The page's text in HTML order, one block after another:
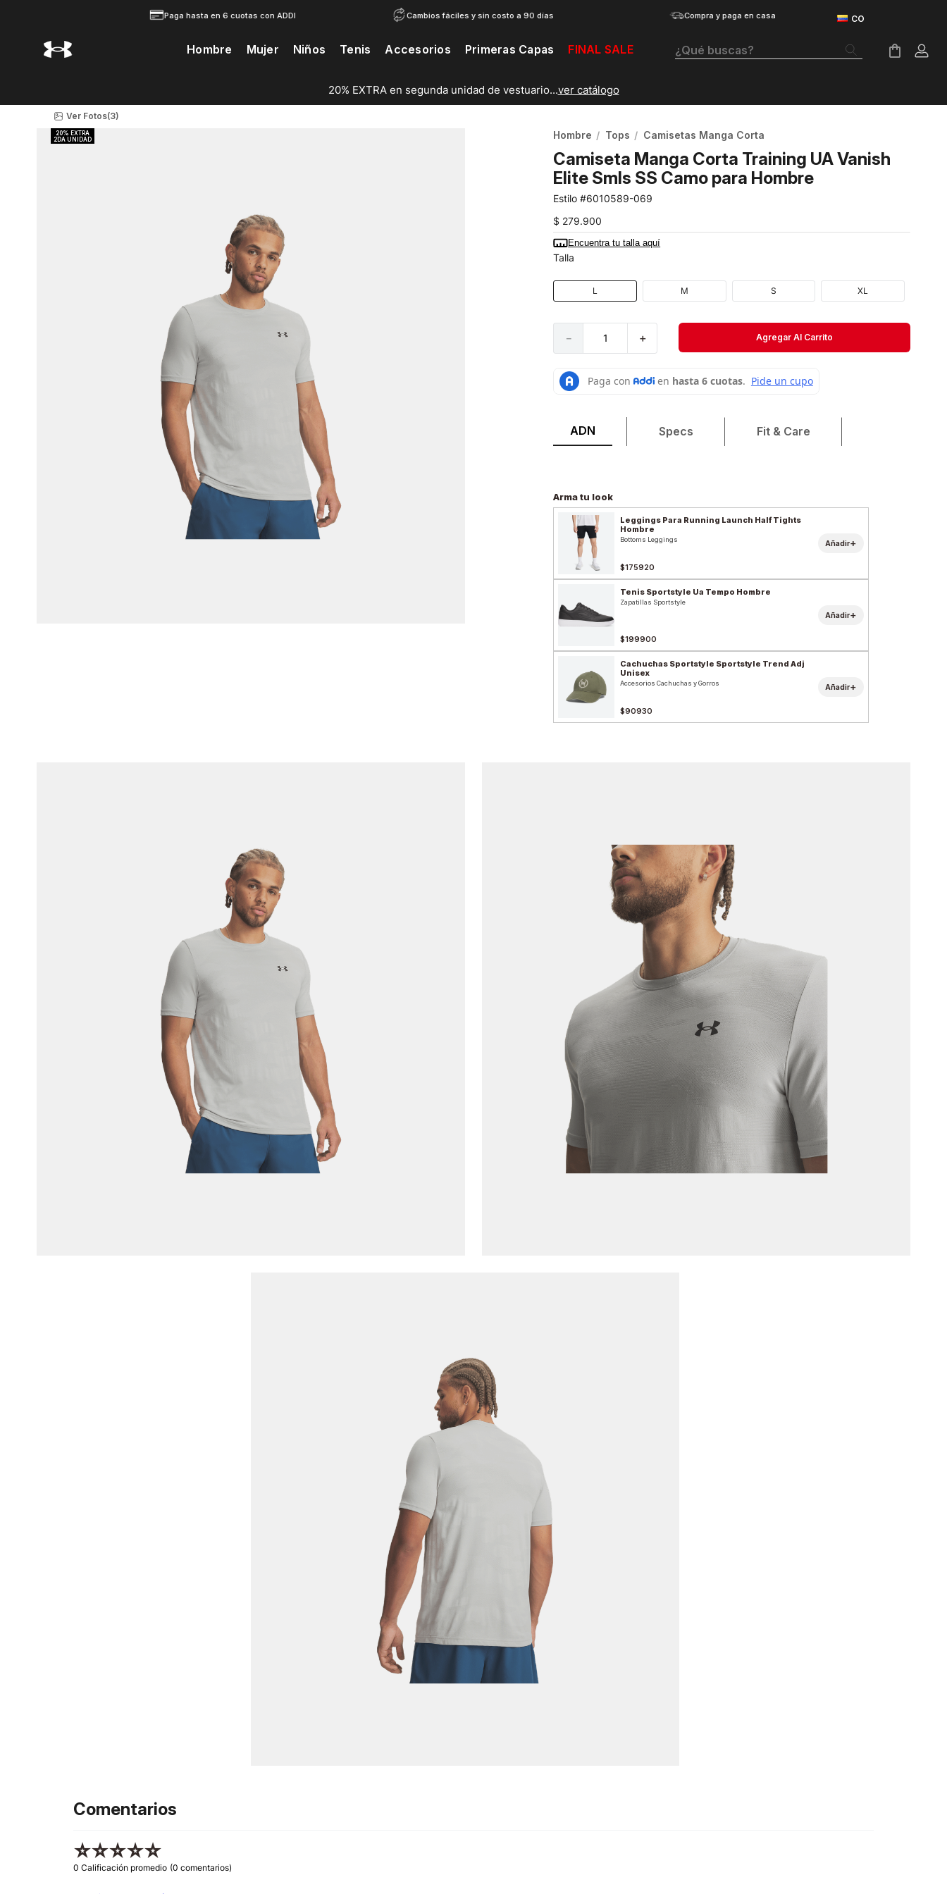
Paga hasta en 6 cuotas con ADDI Cambios fáciles y sin costo a 90 días Compra y paga en casa
Hombre Mujer Niños Tenis Accesorios Primeras Capas FINAL SALE ¿Qué buscas?
20% EXTRA en segunda unidad de vestuario...ver catálogo
Ver Fotos(3)
Hombre Tops Camisetas Manga Corta
Camiseta Manga Corta Training UA Vanish
Elite Smls SS Camo para Hombre
6010589-069
$ 279.900
Encuentra tu talla aquí
Talla
L M S XL
＋
－ Agregar Al Carrito
ADN Specs Fit & Care
Arma tu look
Leggings Para Running Launch Half Tights
Hombre
Bottoms Leggings
$175920
Añadir+
Tenis Sportstyle Ua Tempo Hombre
Zapatillas Sportstyle
$199900
Añadir+
Cachuchas Sportstyle Sportstyle Trend Adj
Unisex
Accesorios Cachuchas y Gorros
$90930
Añadir+
Comentarios
☆☆☆☆☆
0 Calificación promedio (0 comentarios)
Botas
Tenis Mujer
Tenis Hombre
Velociti Distance
Basketball
Short
Medias
Velociti